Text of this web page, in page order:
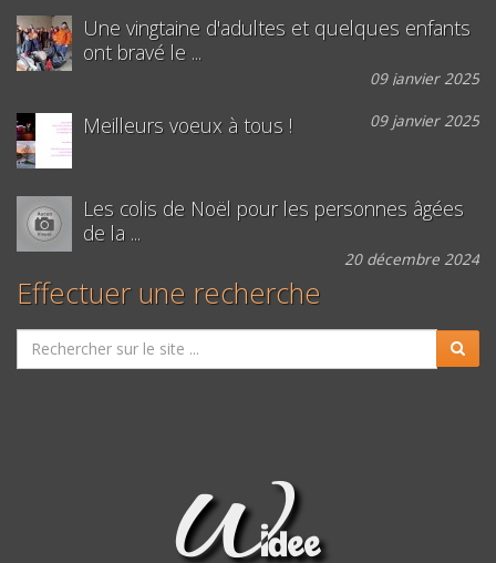
Une vingtaine d'adultes et quelques enfants
ont bravé le ...
09 janvier 2025
Meilleurs voeux à tous ! 09 janvier 2025
Les colis de Noël pour les personnes âgées
de la ...
20 décembre 2024
Effectuer une recherche